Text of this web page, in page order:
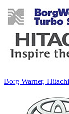
Borg Warner, Hitachi